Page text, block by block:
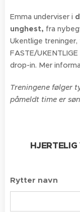
Emma underviser i
unghest, fra
Ukentlige
FASTE/UKENTLIGE
drop-in. Mer
Treningene følger
påmeldt time
Rytter navn